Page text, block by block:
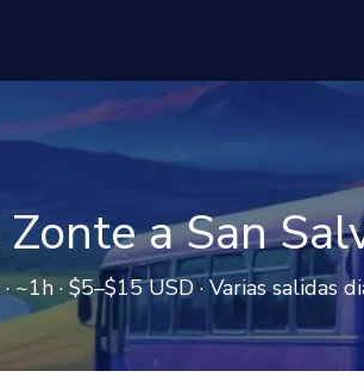
a San
~1h · $5–$15 USD · Varias salidas